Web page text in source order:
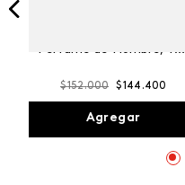
Perfume de Hombre, 100
$152.000 $144 .400
Agregar